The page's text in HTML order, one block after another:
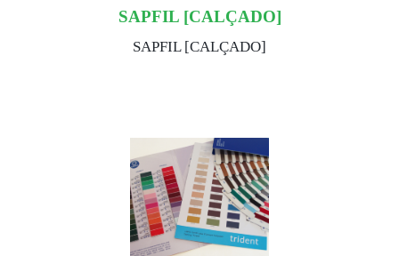
SAPFIL [CALÇADO]
SAPFIL [CALÇADO]